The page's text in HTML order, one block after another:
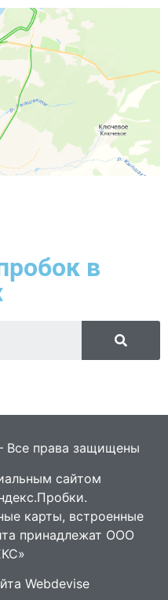
в
Все права защищены
сайтом
карты, встроенные
принадлежат ООО
Webdevise